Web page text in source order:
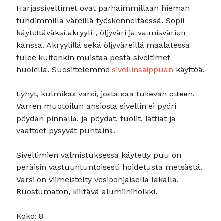
Harjassiveltimet ovat parhaimmillaan hieman
tuhdimmilla väreillä työskenneltäessä. Sopii
käytettäväksi akryyli-, öljyväri ja valmisvärien
kanssa. Akryylillä sekä öljyväreillä maalatessa
tulee kuitenkin muistaa pestä siveltimet
huolella. Suosittelemme sivellinsaippuan käyttöä.
Lyhyt, kulmikas varsi, josta saa tukevan otteen.
Varren muotoilun ansiosta sivellin ei pyöri
pöydän pinnalla, ja pöydät, tuolit, lattiat ja
vaatteet pysyvät puhtaina.
Siveltimien valmistuksessa käytetty puu on
peräisin vastuuntuntoisesti hoidetusta metsästä.
Varsi on viimeistelty vesipohjaisella lakalla.
Ruostumaton, kiiltävä alumiiniholkki.
Koko: 8